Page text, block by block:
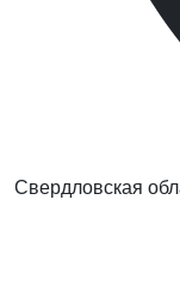
Свердловская